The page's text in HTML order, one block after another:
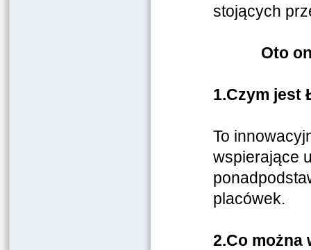
stojących
Oto
1.Czym jest
To
wspierające
placówek.
2.Co można